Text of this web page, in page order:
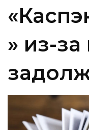
» из-